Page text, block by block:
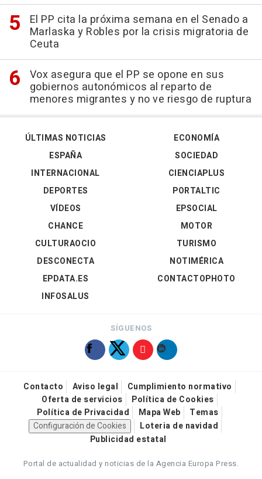
El PP cita la próxima semana en el Senado a
Marlaska y Robles por la crisis migratoria de
Ceuta
Vox asegura que el PP se opone en sus
gobiernos autonómicos al reparto de
menores migrantes y no ve riesgo de ruptura
ÚLTIMAS NOTICIAS
ESPAÑA
INTERNACIONAL
DEPORTES
VÍDEOS
ECONOMÍA
SOCIEDAD
CIENCIAPLUS
PORTALTIC
EPSOCIAL
CHANCE
CULTURAOCIO
DESCONECTA
EPDATA.ES
INFOSALUS
MOTOR
TURISMO
NOTIMÉRICA
CONTACTOPHOTO
SÍGUENOS
Contacto Aviso legal
Cumplimiento normativo
Oferta de servicios
Política de Cookies
Política de Privacidad
Mapa Web
Temas
Configuración de Cookies
Loteria de navidad
Publicidad estatal
Portal de actualidad y noticias de la Agencia Europa Press.